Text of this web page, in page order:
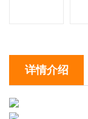
详情介绍